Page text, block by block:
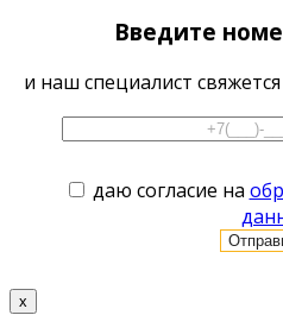
Введите
и наш специалист
даю согласие на
x